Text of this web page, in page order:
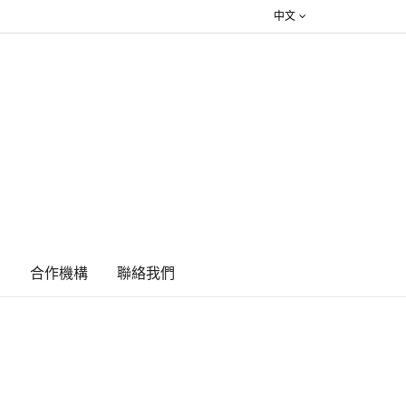
中文
合作機構 ​聯絡我們